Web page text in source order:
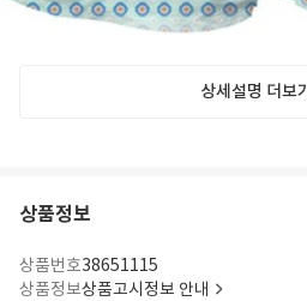
상세설명 더보기
상품정보
상품번호38651115
상품정보상품고시정보 안내